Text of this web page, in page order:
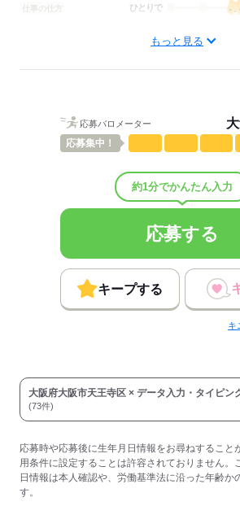
ひとりで
しずか
もっと見る
応募バロメーター
応募集中！
約1分でかんたん入力
応募する
キープする
キ
大阪府大阪市天王寺区 × データ入力・タイピン
(73件)
応募時や応募後に生年月日情報をお尋ねすること
用条件に設定することは許容されておりません。
日情報は本人確認や、労働基準法に沿った年齢か
す。